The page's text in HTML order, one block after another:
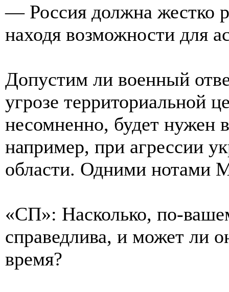
— Россия должна жестко
находя возможности для
Допустим ли военный
угрозе территориальной
несомненно, будет нужен
например, при агрессии
области. Одними нотами
«СП»: Насколько, по-
справедлива, и может ли
время?